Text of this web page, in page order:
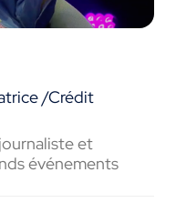
/Crédit
et
événements